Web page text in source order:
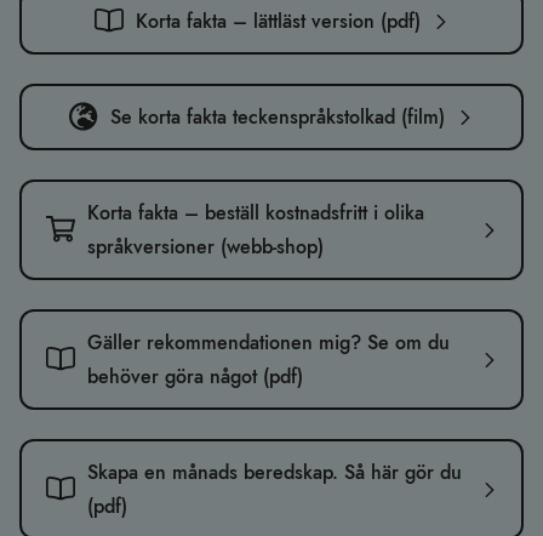
Korta fakta – lättläst version (pdf)
Se korta fakta teckenspråkstolkad (film)
Korta fakta – beställ kostnadsfritt i olika
språkversioner (webb-shop)
Gäller rekommendationen mig? Se om du
behöver göra något (pdf)
Skapa en månads beredskap. Så här gör du
(pdf)